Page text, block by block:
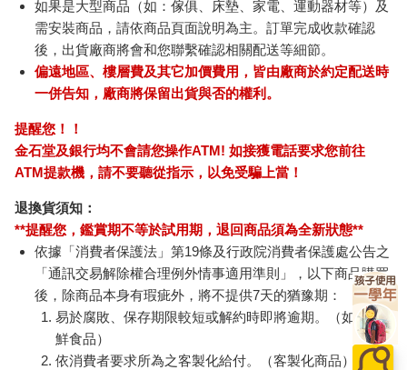
如果是大型商品（如：傢俱、床墊、家電、運動器材等）及
需安裝商品，請依商品頁面說明為主。訂單完成收款確認
後，出貨廠商將會和您聯繫確認相關配送等細節。
偏遠地區、樓層費及其它加價費用，皆由廠商於約定配送時
一併告知，廠商將保留出貨與否的權利。
提醒您！！
金石堂及銀行均不會請您操作ATM! 如接獲電話要求您前往
ATM提款機，請不要聽從指示，以免受騙上當！
退換貨須知：
**提醒您，鑑賞期不等於試用期，退回商品須為全新狀態**
依據「消費者保護法」第19條及行政院消費者保護處公告之
「通訊交易解除權合理例外情事適用準則」，以下商品購買
後，除商品本身有瑕疵外，將不提供7天的猶豫期：
易於腐敗、保存期限較短或解約時即將逾期。（如：生
鮮食品）
依消費者要求所為之客製化給付。（客製化商品）